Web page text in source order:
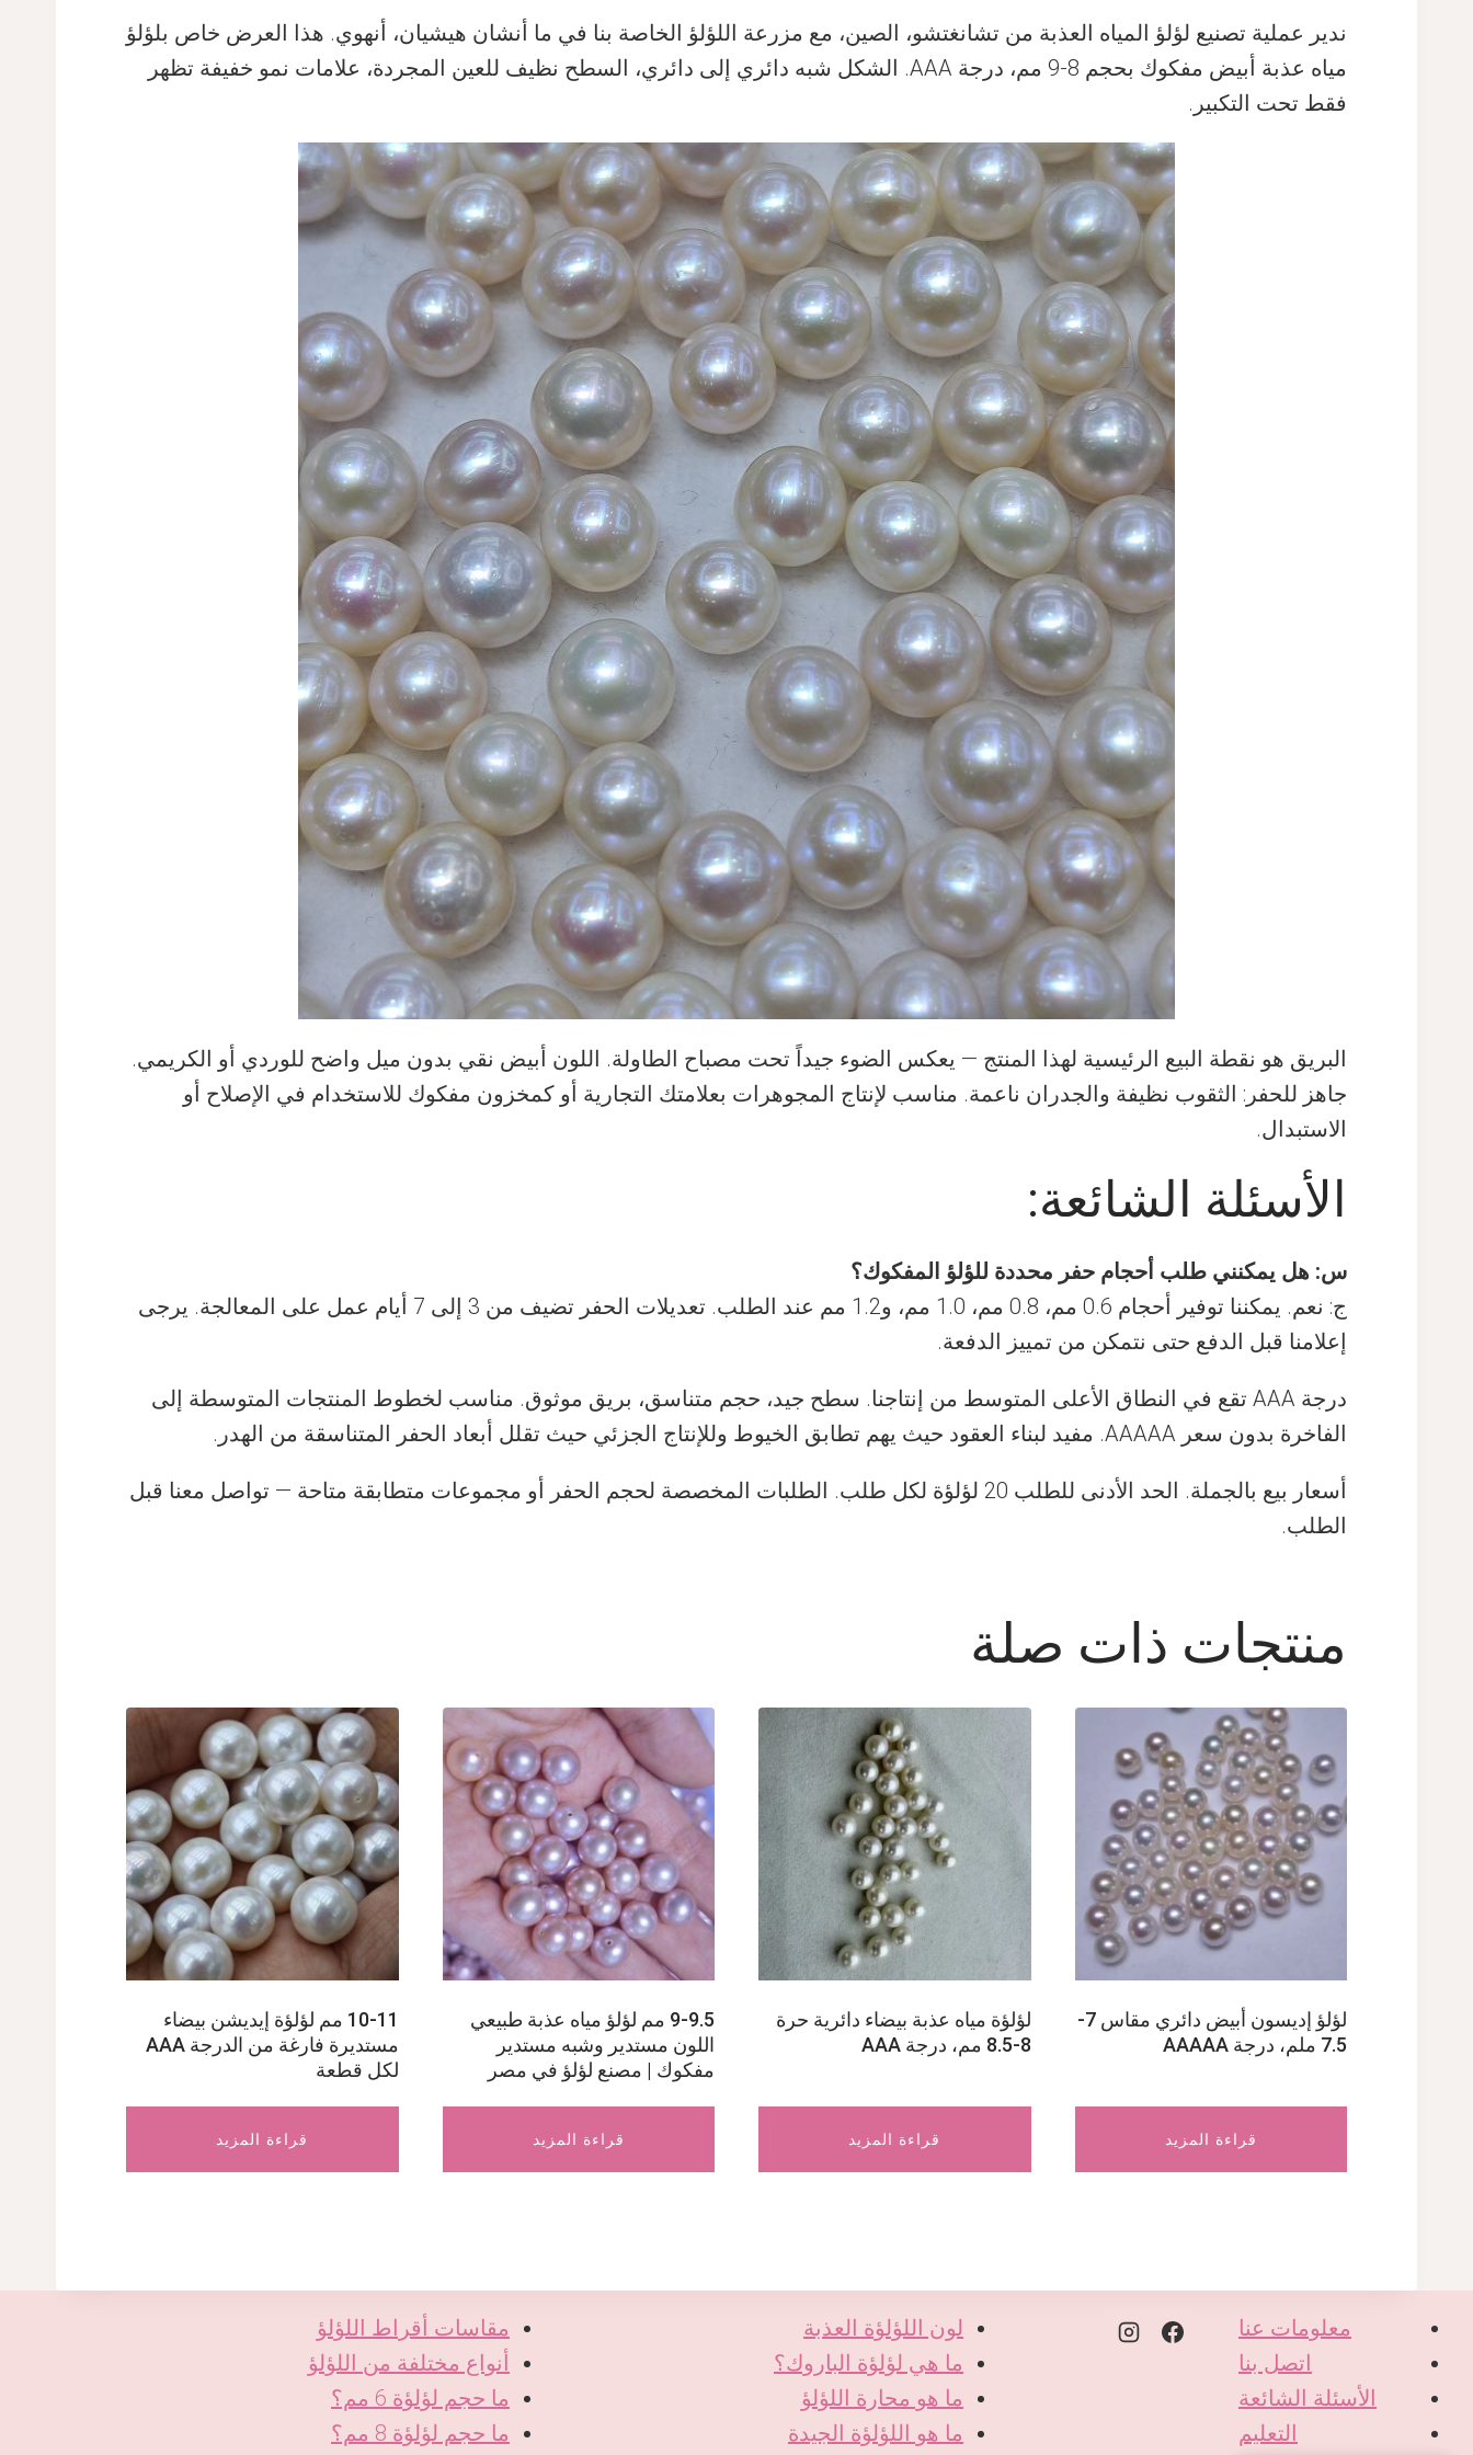
ندير عملية تصنيع لؤلؤ المياه العذبة من تشانغتشو، الصين، مع مزرعة اللؤلؤ الخاصة بنا في ما أنشان هيشيان، أنهوي. هذا العرض خاص بلؤلؤ
مياه عذبة أبيض مفكوك بحجم 8-9 مم، درجة AAA. الشكل شبه دائري إلى دائري، السطح نظيف للعين المجردة، علامات نمو خفيفة تظهر
فقط تحت التكبير.
البريق هو نقطة البيع الرئيسية لهذا المنتج — يعكس الضوء جيداً تحت مصباح الطاولة. اللون أبيض نقي بدون ميل واضح للوردي أو الكريمي.
جاهز للحفر: الثقوب نظيفة والجدران ناعمة. مناسب لإنتاج المجوهرات بعلامتك التجارية أو كمخزون مفكوك للاستخدام في الإصلاح أو
الاستبدال.
الأسئلة الشائعة:
س: هل يمكنني طلب أحجام حفر محددة للؤلؤ المفكوك؟
ج: نعم. يمكننا توفير أحجام 0.6 مم، 0.8 مم، 1.0 مم، و1.2 مم عند الطلب. تعديلات الحفر تضيف من 3 إلى 7 أيام عمل على المعالجة. يرجى
إعلامنا قبل الدفع حتى نتمكن من تمييز الدفعة.
درجة AAA تقع في النطاق الأعلى المتوسط من إنتاجنا. سطح جيد، حجم متناسق، بريق موثوق. مناسب لخطوط المنتجات المتوسطة إلى
الفاخرة بدون سعر AAAAA. مفيد لبناء العقود حيث يهم تطابق الخيوط وللإنتاج الجزئي حيث تقلل أبعاد الحفر المتناسقة من الهدر.
أسعار بيع بالجملة. الحد الأدنى للطلب 20 لؤلؤة لكل طلب. الطلبات المخصصة لحجم الحفر أو مجموعات متطابقة متاحة — تواصل معنا قبل
الطلب.
منتجات ذات صلة
لؤلؤ إديسون أبيض دائري مقاس 7-
7.5 ملم، درجة AAAAA
قراءة المزيد
لؤلؤة مياه عذبة بيضاء دائرية حرة
8-8.5 مم، درجة AAA
قراءة المزيد
9-9.5 مم لؤلؤ مياه عذبة طبيعي
اللون مستدير وشبه مستدير
مفكوك | مصنع لؤلؤ في مصر
قراءة المزيد
10-11 مم لؤلؤة إيديشن بيضاء
مستديرة فارغة من الدرجة AAA
لكل قطعة
قراءة المزيد
معلومات عنا
اتصل بنا
الأسئلة الشائعة
التعليم
لون اللؤلؤة العذبة
ما هي لؤلؤة الباروك؟
ما هو محارة اللؤلؤ
ما هو اللؤلؤة الجيدة
مقاسات أقراط اللؤلؤ
أنواع مختلفة من اللؤلؤ
ما حجم لؤلؤة 6 مم؟
ما حجم لؤلؤة 8 مم؟